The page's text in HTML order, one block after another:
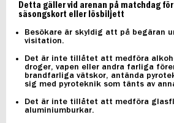
Detta gäller vid arenan på matchdag
säsongskort eller lösbiljett
Besökare är skyldig att på begäran
visitation.
Det är inte tillåtet att medföra
droger, vapen eller andra farliga
brandfarliga vätskor, antända
sig med pyroteknik som tänts av
Det är inte tillåtet att medföra
aluminiumburkar.